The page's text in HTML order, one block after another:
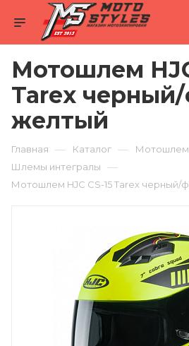
Мотошлем
Tarex
желтый
Главная — Каталог —
Шлемы интегралы —
Мотошлем HJC CS-15 Tarex черный/